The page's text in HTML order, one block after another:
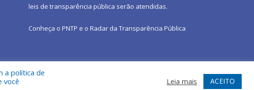
leis de transparência pública serão atendidas.
Conheça o PNTP e o Radar da Transparência Pública
do Site Acessar Webmail
a política de
você
Leia mais ACEITO